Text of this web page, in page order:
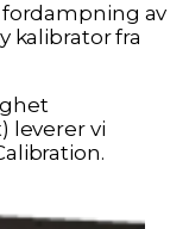
av
kalibrator fra
leverer vi